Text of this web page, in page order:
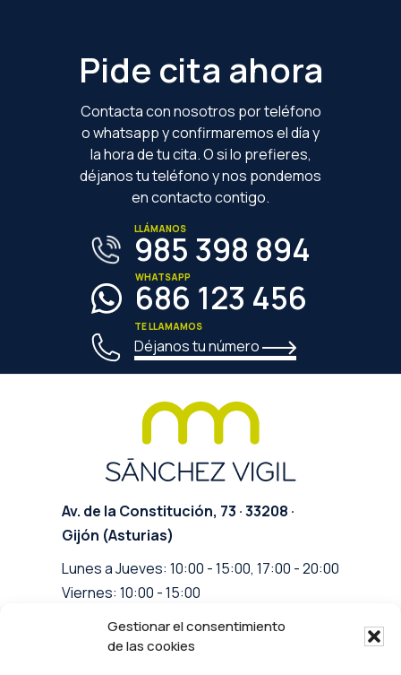
Gestionar el consentimiento
de las cookies
FooterPide cita ahora
Contacta con nosotros por teléfono
o whatsapp y confirmaremos el día y
la hora de tu cita. O si lo prefieres,
déjanos tu teléfono y nos pondemos
en contacto contigo.
LLÁMANOS
985 398 894
WHATSAPP
686 123 456
TE LLAMAMOS
Déjanos tu número
Av. de la Constitución, 73 · 33208 ·
Gijón (Asturias)
Lunes a Jueves: 10:00 - 15:00, 17:00 - 20:00
Viernes: 10:00 - 15:00
info@clinicasanchezvigil.com